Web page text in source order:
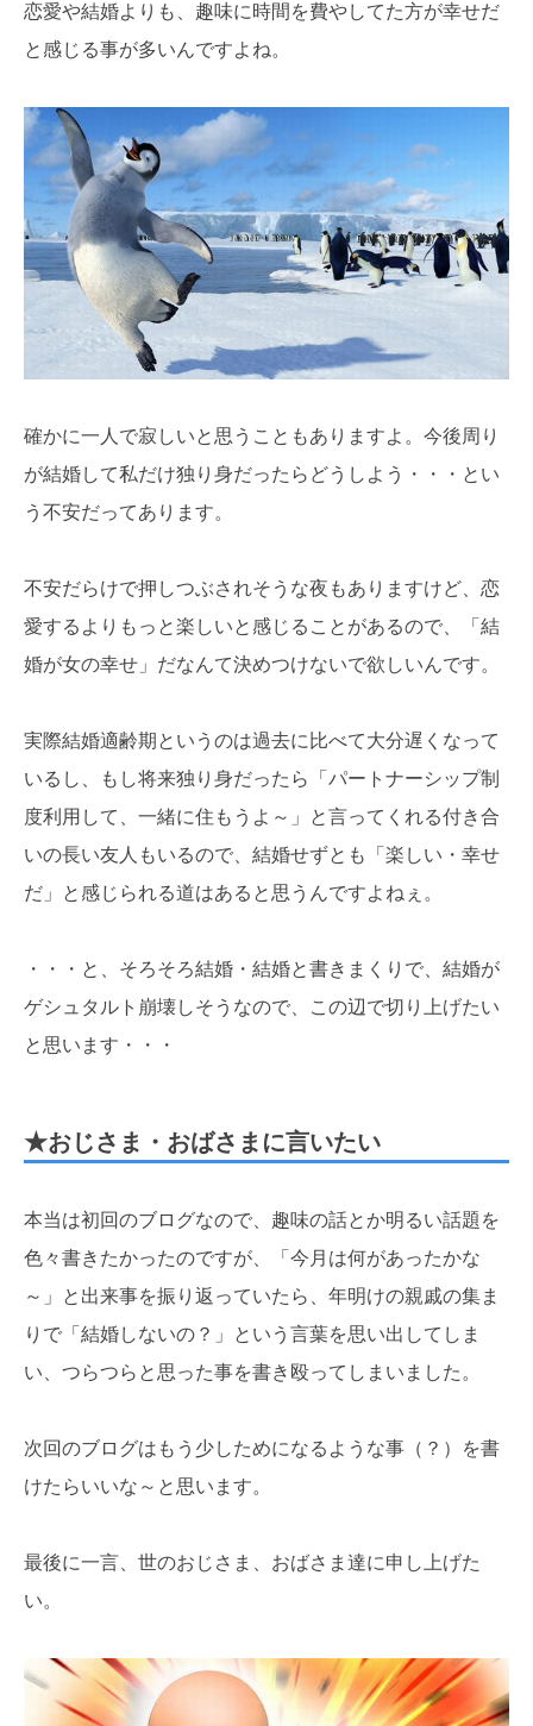
恋愛や結婚よりも、趣味に時間を費やしてた方が幸せだ
と感じる事が多いんですよね。
確かに一人で寂しいと思うこともありますよ。今後周り
が結婚して私だけ独り身だったらどうしよう・・・とい
う不安だってあります。
不安だらけで押しつぶされそうな夜もありますけど、恋
愛するよりもっと楽しいと感じることがあるので、「結
婚が女の幸せ」だなんて決めつけないで欲しいんです。
実際結婚適齢期というのは過去に比べて大分遅くなって
いるし、もし将来独り身だったら「パートナーシップ制
度利用して、一緒に住もうよ～」と言ってくれる付き合
いの長い友人もいるので、結婚せずとも「楽しい・幸せ
だ」と感じられる道はあると思うんですよねぇ。
・・・と、そろそろ結婚・結婚と書きまくりで、結婚が
ゲシュタルト崩壊しそうなので、この辺で切り上げたい
と思います・・・
★おじさま・おばさまに言いたい
本当は初回のブログなので、趣味の話とか明るい話題を
色々書きたかったのですが、「今月は何があったかな
～」と出来事を振り返っていたら、年明けの親戚の集ま
りで「結婚しないの？」という言葉を思い出してしま
い、つらつらと思った事を書き殴ってしまいました。
次回のブログはもう少しためになるような事（？）を書
けたらいいな～と思います。
最後に一言、世のおじさま、おばさま達に申し上げた
い。